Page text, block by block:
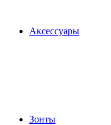
Аксессуары
Зонты